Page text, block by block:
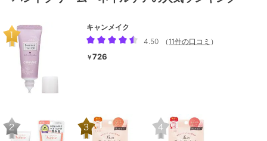
キャンメイク
4.50
（ 11件の口コミ ）
￥726